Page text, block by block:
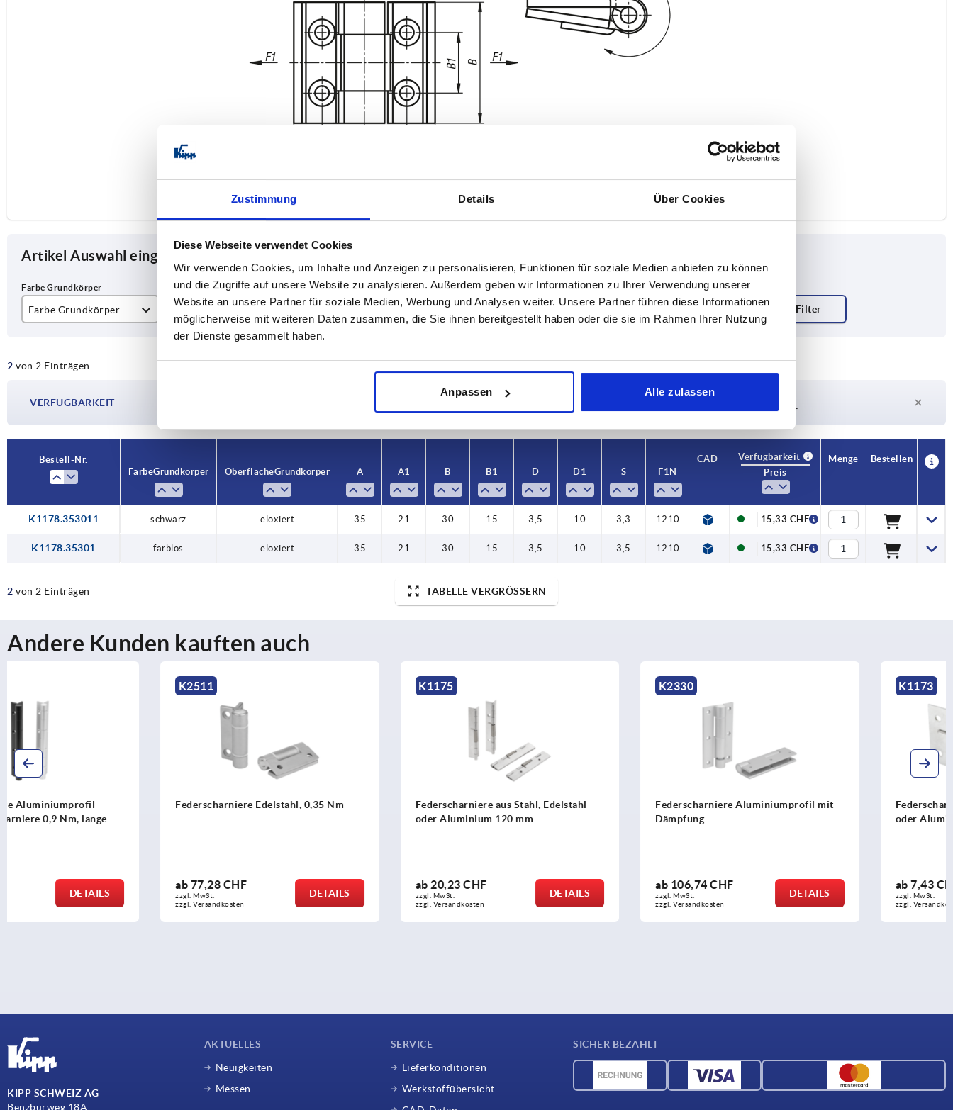
Zustimmung Details Über Cookies
Diese Webseite verwendet Cookies
Wir verwenden Cookies, um Inhalte und Anzeigen zu personalisieren, Funktionen für soziale Medien anbieten zu können
und die Zugriffe auf unsere Website zu analysieren. Außerdem geben wir Informationen zu Ihrer Verwendung unserer
Website an unsere Partner für soziale Medien, Werbung und Analysen weiter. Unsere Partner führen diese Informationen
möglicherweise mit weiteren Daten zusammen, die Sie ihnen bereitgestellt haben oder die sie im Rahmen Ihrer Nutzung
der Dienste gesammelt haben.
Anpassen Alle zulassen
Artikel Auswahl eingrenzen
Farbe Grundkörper
schwarz
eloxiert 35
A1
2 von 2 Einträgen
VERFÜGBARKEIT
Die Verfügbarkeiten werden in regelmäßigen Abständen mehrmals täglich aktualisiert.
Lieferzeit auf Anfrage
4-20 Tage
Derzeit nicht auf Lager
Bestell-Nr.
Farbe Grundkörper
Oberfläche Grundkörper A A1 B B1 D D1 S F1 N
CAD
Verfügbarkeit
Preis
Menge Bestellen
K1178.353011 schwarz eloxiert 35 21 30 15 3,5 10 3,3 1210 1310 15,33 CHF
K1178.35301 farblos eloxiert 35 21 30 15 3,5 10 3,5 1210 1310 15,33 CHF
2 von 2 Einträgen TABELLE VERGRÖSSERN
Andere Kunden kauften auch
Federscharniere Edelstahl, 0,35 Nm
77,28 CHF
zzgl. Versandkosten
DETAILS
Federscharniere aus Stahl, Edelstahl
20,23 CHF
zzgl. Versandkosten
DETAILS
Federscharniere Aluminiumprofil mit
Dämpfung
106,74 CHF
zzgl. Versandkosten
DETAILS
Federscharniere aus Stahl, Edelstahl
7,43 CHF
zzgl. Versandkosten
DETAILS
KIPP SCHWEIZ AG
Benzburweg 18A
AKTUELLES
Neuigkeiten
Messen
SERVICE
Lieferkonditionen
Werkstoffübersicht
SICHER BEZAHLT